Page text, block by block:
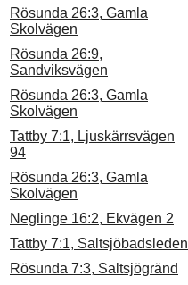
Rösunda 26:3, Gamla
Skolvägen
Rösunda 26:9,
Sandviksvägen
Rösunda 26:3, Gamla
Skolvägen
Tattby 7:1, Ljuskärrsvägen
94
Rösunda 26:3, Gamla
Skolvägen
Neglinge 16:2, Ekvägen 2
Tattby 7:1, Saltsjöbadsleden
Rösunda 7:3, Saltsjögränd